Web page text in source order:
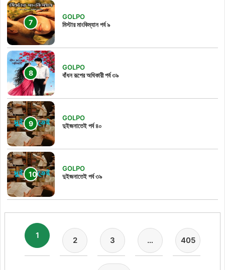
GOLPO
মিস্টার মাংকিম্যান পর্ব ৯
GOLPO
বাঁধন রূপের অধিকারী পর্ব ৩৯
GOLPO
দুইজনাতেই পর্ব ৪০
GOLPO
দুইজনাতেই পর্ব ৩৯
1
2 3 … 405